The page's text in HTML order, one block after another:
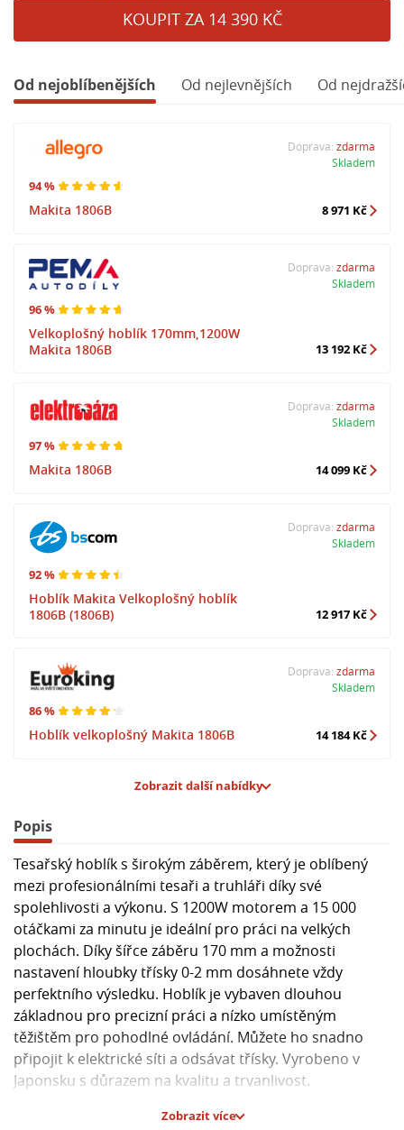
KOUPIT ZA 14 390 KČ
Od nejoblíbenějších Od nejlevnějších Od
94 %
Makita 1806B
Doprava: zdarma
Skladem
8 971 Kč
96 %
Velkoplošný hoblík 170mm,1200W
Makita 1806B
Doprava: zdarma
Skladem
13 192 Kč
97 %
Makita 1806B
Doprava: zdarma
Skladem
14 099 Kč
92 %
Hoblík Makita Velkoplošný hoblík
1806B (1806B)
Doprava: zdarma
Skladem
12 917 Kč
86 %
Hoblík velkoplošný Makita 1806B
Doprava: zdarma
Skladem
14 184 Kč
Zobrazit další nabídky
Popis
Tesařský hoblík s širokým záběrem, který je oblíbený
mezi profesionálními tesaři a truhláři díky své
spolehlivosti a výkonu. S 1200W motorem a 15 000
otáčkami za minutu je ideální pro práci na velkých
plochách. Díky šířce záběru 170 mm a možnosti
nastavení hloubky třísky 0-2 mm dosáhnete vždy
perfektního výsledku. Hoblík je vybaven dlouhou
základnou pro precizní práci a nízko umístěným
těžištěm pro pohodlné ovládání. Můžete ho snadno
připojit k elektrické síti a odsávat třísky. Vyrobeno v
Japonsku s důrazem na kvalitu a trvanlivost.
Zobrazit více